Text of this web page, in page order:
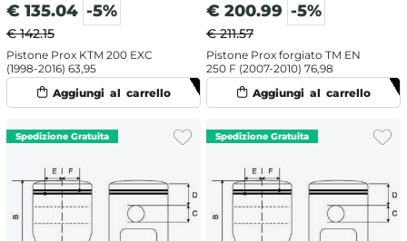
€ 135.04 -5%
€ 142.15
Pistone Prox KTM 200 EXC
(1998-2016) 63,95
€ 200.99 -5%
€ 211.57
Pistone Prox forgiato TM EN
250 F (2007-2010) 76,98